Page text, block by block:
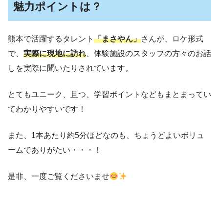
魅力ポイントは？
熊本で活躍するタレント 「まさやん」さんが、ロケ形式
で、 実際に現地に訪れ 、体験施設のスタッフの方々のお話
しを実際に聞いたりされています。
とてもユニーク、且つ、学習ポイントなどもまとまってい
てわかりやすいです！
また、1本あたり約5分ほどなのも、ちょうどよいボリュ
ームでありがたい・・・！
是非、一度ご覧くださいませ